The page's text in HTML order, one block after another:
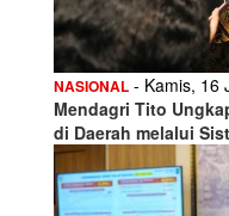
NASIONAL - Kamis, 16
Mendagri Tito
di Daerah melalui